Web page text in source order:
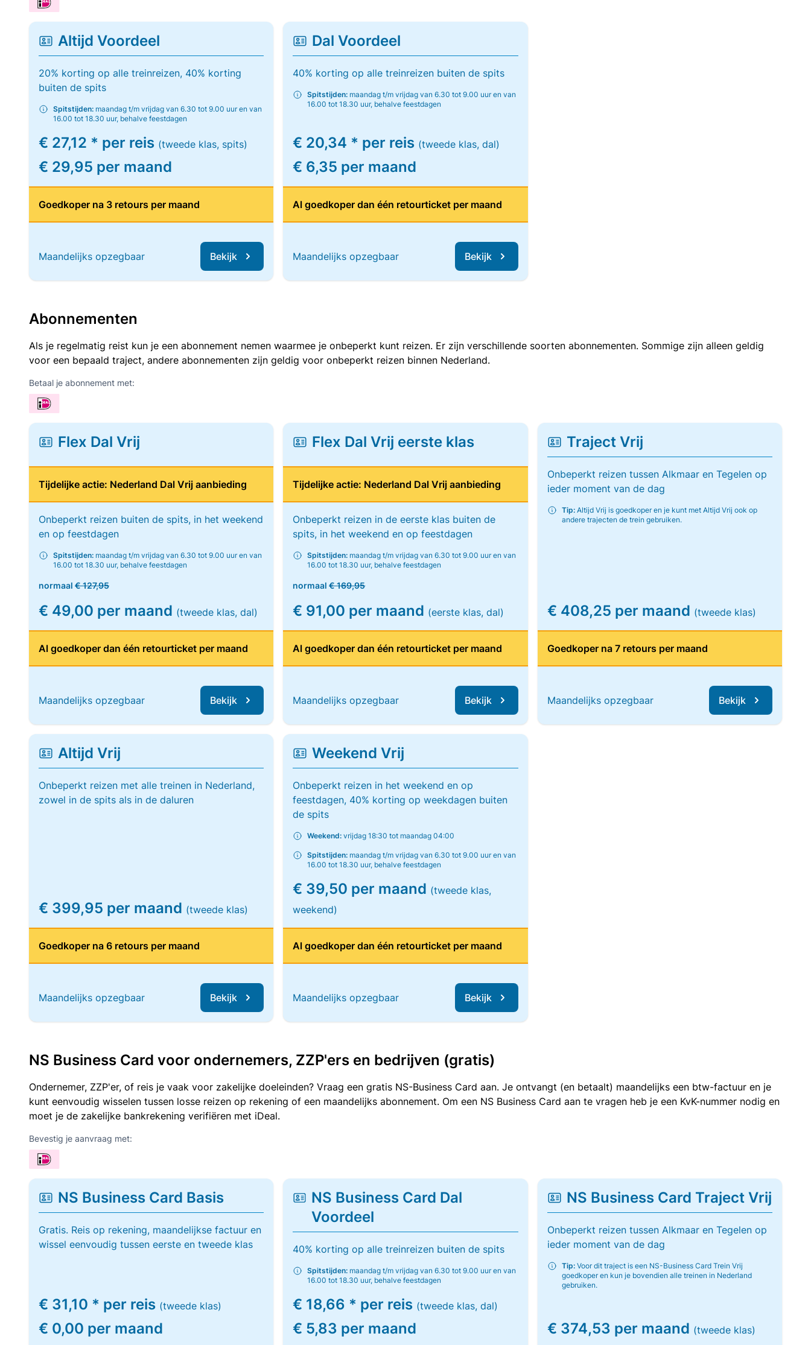
Altijd Voordeel
20% korting op alle treinreizen, 40% korting
buiten de spits
Spitstijden: maandag t/m vrijdag van 6.30 tot 9.00 uur en van
16.00 tot 18.30 uur, behalve feestdagen
€ 27,12 * per reis (tweede klas, spits)
€ 29,95 per maand
Goedkoper na 3 retours per maand
Maandelijks opzegbaar Bekijk
Dal Voordeel
40% korting op alle treinreizen buiten de spits
Spitstijden: maandag t/m vrijdag van 6.30 tot 9.00 uur en van
16.00 tot 18.30 uur, behalve feestdagen
€ 20,34 * per reis (tweede klas, dal)
€ 6,35 per maand
Al goedkoper dan één retourticket per maand
Maandelijks opzegbaar Bekijk
Abonnementen
Als je regelmatig reist kun je een abonnement nemen waarmee je onbeperkt kunt reizen. Er zijn verschillende soorten abonnementen. Sommige zijn alleen geldig
voor een bepaald traject, andere abonnementen zijn geldig voor onbeperkt reizen binnen Nederland.
Betaal je abonnement met:
Flex Dal Vrij
Tijdelijke actie: Nederland Dal Vrij aanbieding
Onbeperkt reizen buiten de spits, in het weekend
en op feestdagen
Spitstijden: maandag t/m vrijdag van 6.30 tot 9.00 uur en van
16.00 tot 18.30 uur, behalve feestdagen
normaal € 127,95
€ 49,00 per maand (tweede klas, dal)
Al goedkoper dan één retourticket per maand
Maandelijks opzegbaar Bekijk
Flex Dal Vrij eerste klas
Tijdelijke actie: Nederland Dal Vrij aanbieding
Onbeperkt reizen in de eerste klas buiten de
spits, in het weekend en op feestdagen
Spitstijden: maandag t/m vrijdag van 6.30 tot 9.00 uur en van
16.00 tot 18.30 uur, behalve feestdagen
normaal€ 169,95
€ 91,00 per maand (eerste klas, dal)
Al goedkoper dan één retourticket per maand
Maandelijks opzegbaar Bekijk
Traject Vrij
Onbeperkt reizen tussen Alkmaar en Tegelen op
ieder moment van de dag
Tip:Altijd Vrij is goedkoper en je kunt met Altijd Vrij ook op
andere trajecten de trein gebruiken.
€ 408,25 per maand (tweede klas)
Goedkoper na 7 retours per maand
Maandelijks opzegbaar Bekijk
Altijd Vrij
Onbeperkt reizen met alle treinen in Nederland,
zowel in de spits als in de daluren
€ 399,95 per maand (tweede klas)
Goedkoper na 6 retours per maand
Maandelijks opzegbaar Bekijk
Weekend Vrij
Onbeperkt reizen in het weekend en op
feestdagen, 40% korting op weekdagen buiten
de spits
Weekend: vrijdag 18:30 tot maandag 04:00
Spitstijden: maandag t/m vrijdag van 6.30 tot 9.00 uur en van
16.00 tot 18.30 uur, behalve feestdagen
€ 39,50 per maand (tweede klas,
weekend)
Al goedkoper dan één retourticket per maand
Maandelijks opzegbaar Bekijk
NS Business Card voor ondernemers, ZZP'ers en bedrijven (gratis)
Ondernemer, ZZP'er, of reis je vaak voor zakelijke doeleinden? Vraag een gratis NS-Business Card aan. Je ontvangt (en betaalt) maandelijks een btw-factuur en je
kunt eenvoudig wisselen tussen losse reizen op rekening of een maandelijks abonnement. Om een NS Business Card aan te vragen heb je een KvK-nummer nodig en
moet je de zakelijke bankrekening verifiëren met iDeal.
Bevestig je aanvraag met:
NS Business Card Basis
Gratis. Reis op rekening, maandelijkse factuur en
wissel eenvoudig tussen eerste en tweede klas
€ 31,10 * per reis (tweede klas)
€ 0,00 per maand
NS Business Card Dal
Voordeel
40% korting op alle treinreizen buiten de spits
Spitstijden: maandag t/m vrijdag van 6.30 tot 9.00 uur en van
16.00 tot 18.30 uur, behalve feestdagen
€ 18,66 * per reis (tweede klas, dal)
€ 5,83 per maand
NS Business Card Traject Vrij
Onbeperkt reizen tussen Alkmaar en Tegelen op
ieder moment van de dag
Tip:Voor dit traject is een NS-Business Card Trein Vrij
goedkoper en kun je bovendien alle treinen in Nederland
gebruiken.
€ 374,53 per maand (tweede klas)